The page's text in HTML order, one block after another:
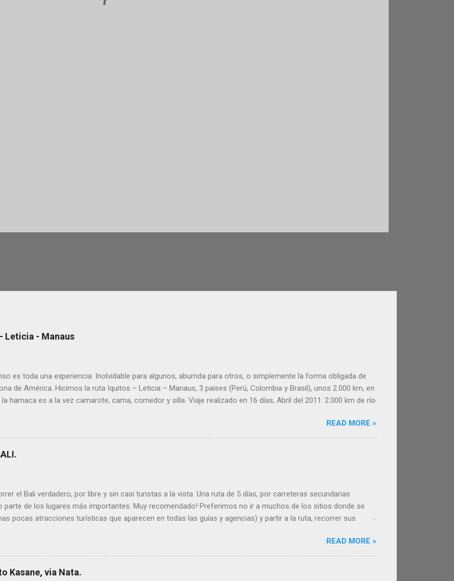
Leticia - Manaus
es toda una experiencia. Inolvidable para algunos, aburrida para otros, o simplemente la forma obligada de
de América. Hicimos la ruta Iquitos – Leticia – Manaus, 3 países (Perú, Colombia y Brasil), unos 2.000 km, en
hamaca es a la vez camarote, cama, comedor y silla. Viaje realizado en 16 días, Abril del 2011. 2.000 km de río
para organizar tu recorrido Te dejamos la información que te puede ser útil a la hora de organizar tu viaje por el
la inmensidad del Amazonas, que parece que navegas por el mar y las tres ciudades donde paramos,
islas en mitad de la jungla infinita. Todas las ciudades son diferentes pero tienen en común una vida
READ MORE »
el Bali verdadero, por libre y sin casi turistas a la vista. Una ruta de 5 días, por carreteras secundarias
parte de los lugares más importantes. Muy recomendado! Preferimos no ir a muchos de los sitios donde se
pocas atracciones turísticas que aparecen en todas las guías y agencias) y partir a la ruta, recorrer sus
Para los precios de referencia, el cambio es 1€ = 11.400 Rp La ruta que hicimos en moto por Bali fue de casi
en este mapa (cada día, un color): Lo mejor : la variedad de la isla, paisajes, cultivos, volcanes. Buenas
zonas rurales. Descubrir que sólo hay unos pocos sitios turísticos en Bali, fáciles de evitar. Las gentes de Bali,
READ MORE »
Kasane, via Nata.